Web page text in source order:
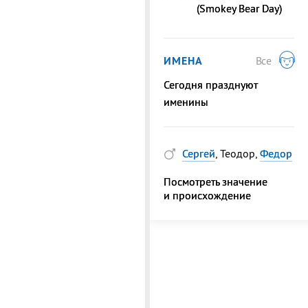
(Smokey Bear Day)
ИМЕНА
Все
Сегодня празднуют
именины
Сергей, Теодор, Федор
Посмотреть значение
и происхождение